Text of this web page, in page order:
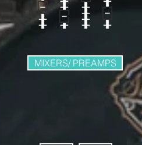
MIXERS/ PREAMPS